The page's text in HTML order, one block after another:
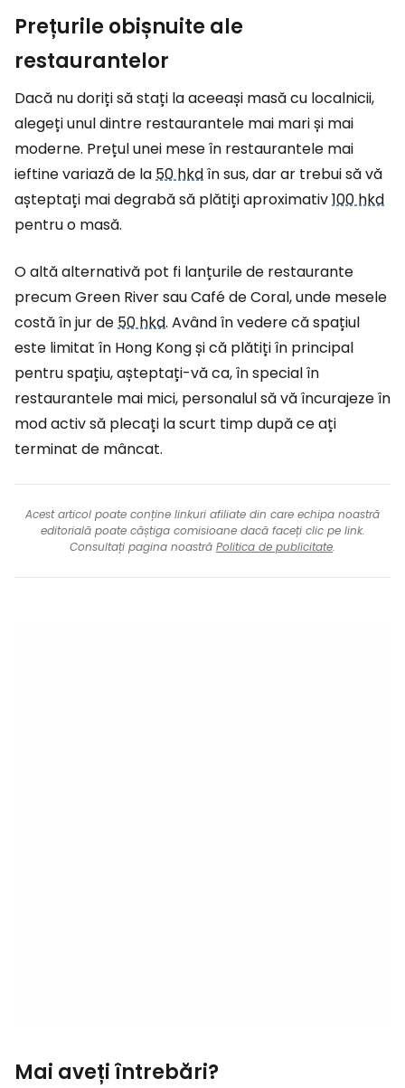
Prețurile obișnuite ale
restaurantelor
Dacă nu doriți să stați la aceeași masă cu localnicii,
alegeți unul dintre restaurantele mai mari și mai
moderne. Prețul unei mese în restaurantele mai
ieftine variază de la50 hkdîn sus, dar ar trebui să vă
așteptați mai degrabă să plătiți aproximativ100 hkd
pentru o masă.
O altă alternativă pot fi lanțurile de restaurante
precum Green River sau Café de Coral, unde mesele
costă în jur de50 hkd. Având în vedere că spațiul
este limitat în Hong Kong și că plătiți în principal
pentru spațiu, așteptați-vă ca, în special în
restaurantele mai mici, personalul să vă încurajeze în
mod activ să plecați la scurt timp după ce ați
terminat de mâncat.
Acest articol poate conține linkuri afiliate din care echipa noastră
editorială poate câștiga comisioane dacă faceți clic pe link.
Consultați pagina noastră Politica de publicitate.
Mai aveți întrebări?